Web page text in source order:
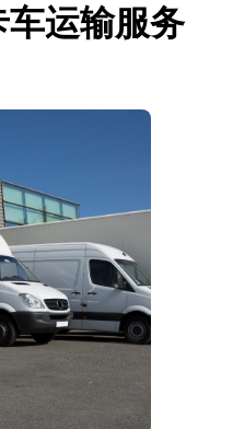
运输服务